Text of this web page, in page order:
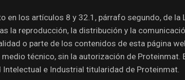
en los artículos 8 y 32.1, párrafo segundo, de la
la reproducción, la distribución y la
o parte de los contenidos de esta página
técnico, sin la autorización de Proteinmat.
Intelectual e Industrial titularidad de Proteinmat.